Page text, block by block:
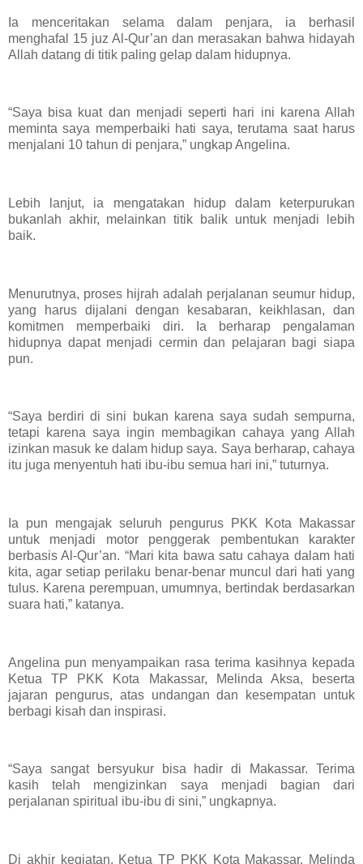
Ia menceritakan selama dalam penjara, ia berhasil
menghafal 15 juz Al-Qur’an dan merasakan bahwa hidayah
Allah datang di titik paling gelap dalam hidupnya.
“Saya bisa kuat dan menjadi seperti hari ini karena Allah
meminta saya memperbaiki hati saya, terutama saat harus
menjalani 10 tahun di penjara,” ungkap Angelina.
Lebih lanjut, ia mengatakan hidup dalam keterpurukan
bukanlah akhir, melainkan titik balik untuk menjadi lebih
baik.
Menurutnya, proses hijrah adalah perjalanan seumur hidup,
yang harus dijalani dengan kesabaran, keikhlasan, dan
komitmen memperbaiki diri. Ia berharap pengalaman
hidupnya dapat menjadi cermin dan pelajaran bagi siapa
pun.
“Saya berdiri di sini bukan karena saya sudah sempurna,
tetapi karena saya ingin membagikan cahaya yang Allah
izinkan masuk ke dalam hidup saya. Saya berharap, cahaya
itu juga menyentuh hati ibu-ibu semua hari ini,” tuturnya.
Ia pun mengajak seluruh pengurus PKK Kota Makassar
untuk menjadi motor penggerak pembentukan karakter
berbasis Al-Qur’an. “Mari kita bawa satu cahaya dalam hati
kita, agar setiap perilaku benar-benar muncul dari hati yang
tulus. Karena perempuan, umumnya, bertindak berdasarkan
suara hati,” katanya.
Angelina pun menyampaikan rasa terima kasihnya kepada
Ketua TP PKK Kota Makassar, Melinda Aksa, beserta
jajaran pengurus, atas undangan dan kesempatan untuk
berbagi kisah dan inspirasi.
“Saya sangat bersyukur bisa hadir di Makassar. Terima
kasih telah mengizinkan saya menjadi bagian dari
perjalanan spiritual ibu-ibu di sini,” ungkapnya.
Di akhir kegiatan, Ketua TP PKK Kota Makassar, Melinda